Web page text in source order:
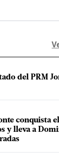
del PRM
conquista
y lleva a